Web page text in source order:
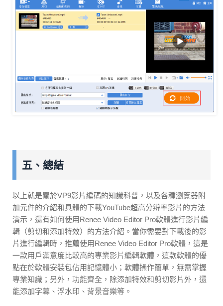
五、總結
以上就是關於VP9影片編碼的知識科普，以及各種瀏覽器附
加元件的介紹和具體的下載YouTube超高分辨率影片的方法
演示，還有如何使用Renee Video Editor Pro軟體進行影片編
輯（剪切和添加特效）的方法介紹。當你需要對下載後的影
片進行編輯時，推薦使用Renee Video Editor Pro軟體，這是
一款用戶滿意度比較高的專業影片編輯軟體，這款軟體的優
點在於軟體安裝包佔用記憶體小；軟體操作簡單，無需掌握
專業知識；另外，功能齊全，除添加特效和剪切影片外，還
能添加字幕、浮水印、背景音樂等。